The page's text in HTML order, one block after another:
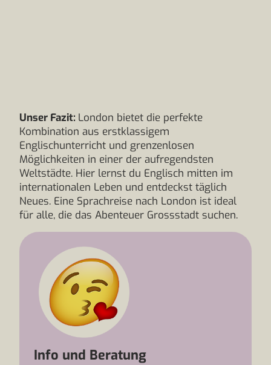
Unser Fazit: London bietet die perfekte
Kombination aus erstklassigem
Englischunterricht und grenzenlosen
Möglichkeiten in einer der aufregendsten
Weltstädte. Hier lernst du Englisch mitten im
internationalen Leben und entdeckst täglich
Neues. Eine Sprachreise nach London ist ideal
für alle, die das Abenteuer Grossstadt suchen.
Info und Beratung